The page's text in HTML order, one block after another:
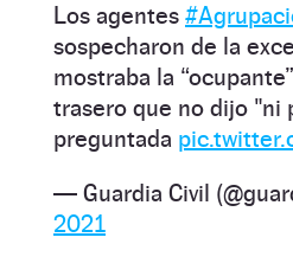
Los agentes
sospecharon de la
mostraba la
trasero que no dijo "ni
preguntada
— Guardia Civil
2021